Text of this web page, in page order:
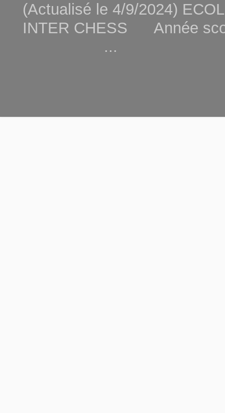
(Actualisé le 4/9/2024)
INTER CHESS Année
...